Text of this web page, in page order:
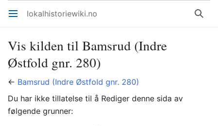
Åpne hovedmenyen lokalhistoriewiki.no Søk
Vis kilden til Bamsrud (Indre
Østfold gnr. 280)
← Bamsrud (Indre Østfold gnr. 280)
Du har ikke tillatelse til å Rediger denne sida av
følgende grunner: